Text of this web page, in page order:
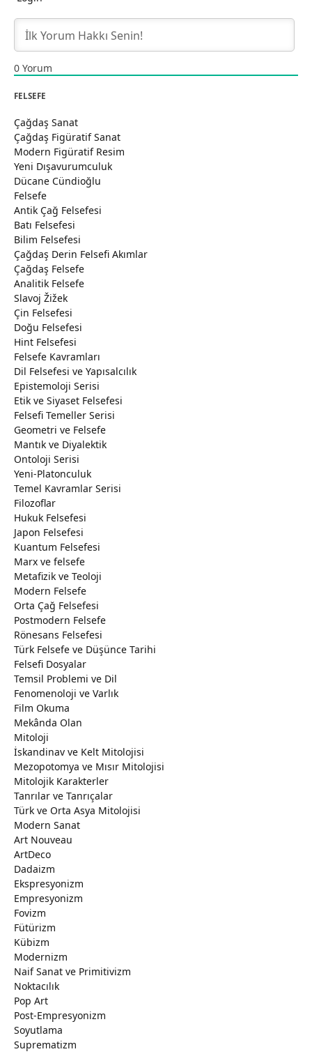
0 Yorum
FELSEFE
Çağdaş Sanat
Çağdaş Figüratif Sanat
Modern Figüratif Resim
Yeni Dışavurumculuk
Dücane Cündioğlu
Felsefe
Antik Çağ Felsefesi
Batı Felsefesi
Bilim Felsefesi
Çağdaş Derin Felsefi Akımlar
Çağdaş Felsefe
Analitik Felsefe
Slavoj Žižek
Çin Felsefesi
Doğu Felsefesi
Hint Felsefesi
Felsefe Kavramları
Dil Felsefesi ve Yapısalcılık
Epistemoloji Serisi
Etik ve Siyaset Felsefesi
Felsefi Temeller Serisi
Geometri ve Felsefe
Mantık ve Diyalektik
Ontoloji Serisi
Yeni-Platonculuk
Temel Kavramlar Serisi
Filozoflar
Hukuk Felsefesi
Japon Felsefesi
Kuantum Felsefesi
Marx ve felsefe
Metafizik ve Teoloji
Modern Felsefe
Orta Çağ Felsefesi
Postmodern Felsefe
Rönesans Felsefesi
Türk Felsefe ve Düşünce Tarihi
Felsefi Dosyalar
Temsil Problemi ve Dil
Fenomenoloji ve Varlık
Film Okuma
Mekânda Olan
Mitoloji
İskandinav ve Kelt Mitolojisi
Mezopotomya ve Mısır Mitolojisi
Mitolojik Karakterler
Tanrılar ve Tanrıçalar
Türk ve Orta Asya Mitolojisi
Modern Sanat
Art Nouveau
ArtDeco
Dadaizm
Ekspresyonizm
Empresyonizm
Fovizm
Fütürizm
Kübizm
Modernizm
Naif Sanat ve Primitivizm
Noktacılık
Pop Art
Post-Empresyonizm
Soyutlama
Suprematizm